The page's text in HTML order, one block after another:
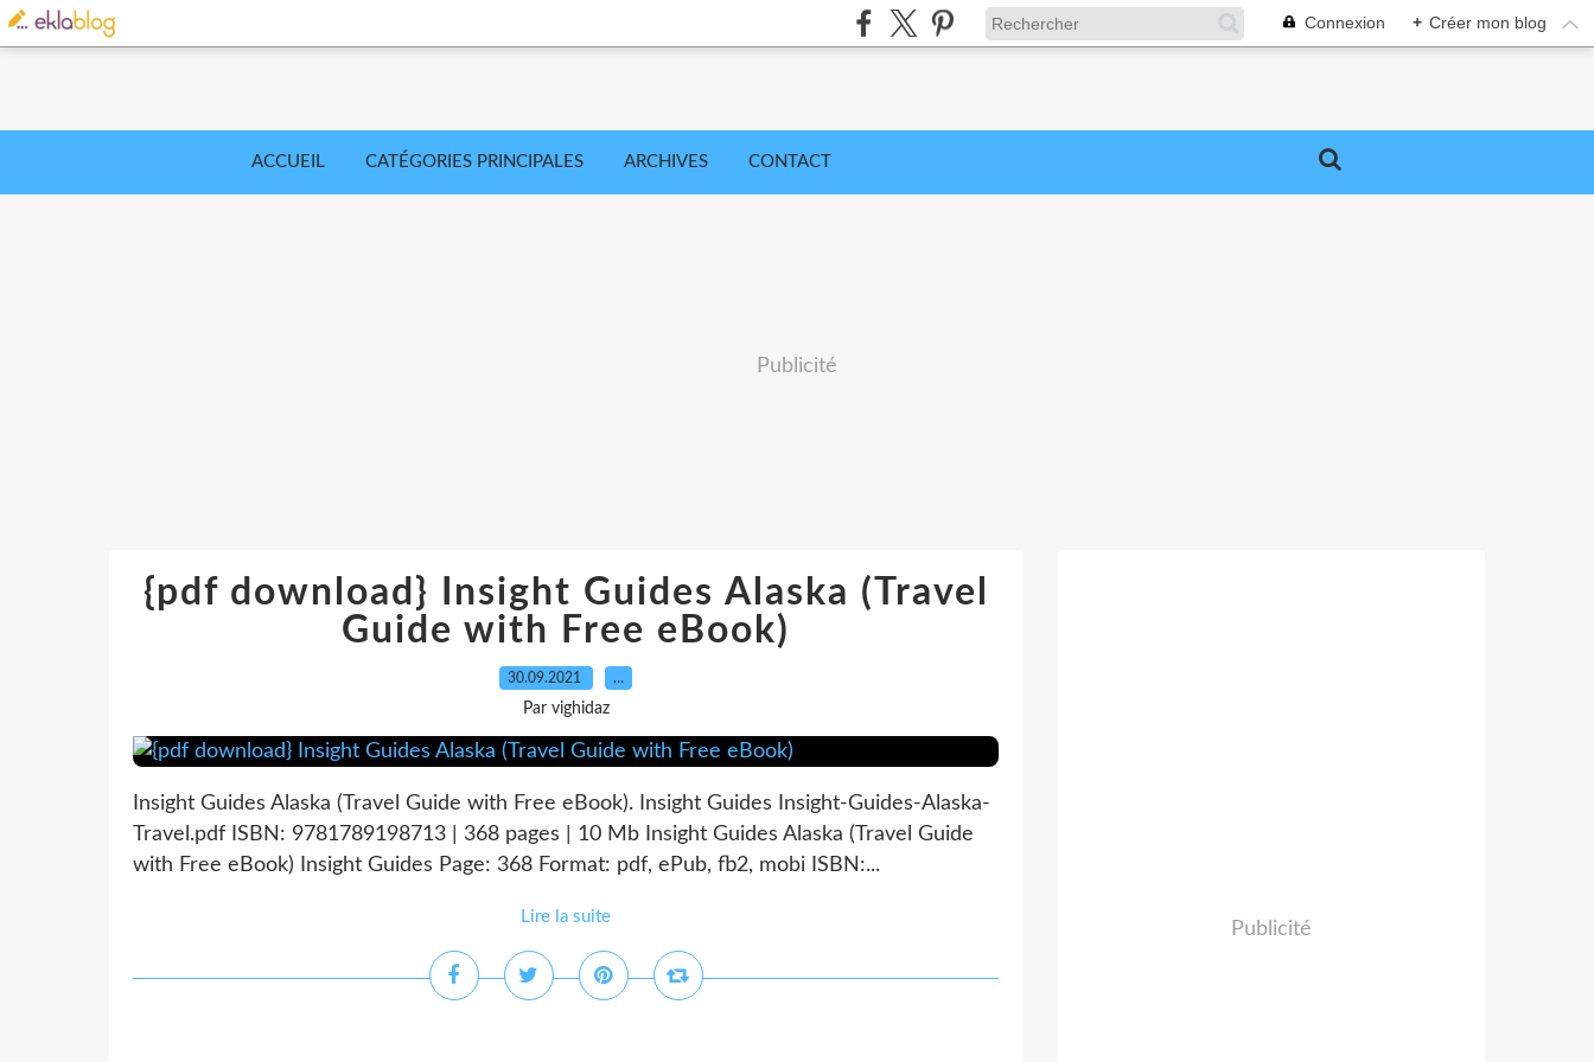
Connexion + Créer mon blog
ACCUEIL CATÉGORIES PRINCIPALES ARCHIVES CONTACT
Publicité
{pdf download} Insight Guides Alaska (Travel
Guide with Free eBook)
30.09.2021 …
Par vighidaz
Insight Guides Alaska (Travel Guide with Free eBook). Insight Guides Insight-Guides-Alaska-
Travel.pdf ISBN: 9781789198713 | 368 pages | 10 Mb Insight Guides Alaska (Travel Guide
with Free eBook) Insight Guides Page: 368 Format: pdf, ePub, fb2, mobi ISBN:...
Lire la suite
Publicité